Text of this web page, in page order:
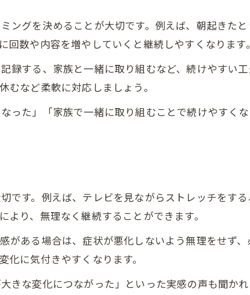
の実践的アドバイス
と心得
の安心ポイント解説
理を習慣化するコツ
の継続的な工夫
めの心得と実践法
グを決めることが大切です。例えば、朝起きた
数や内容を増やしていくと継続しやすくなります。
する、家族と一緒に取り組むなど、続けやすい
など柔軟に対応しましょう。
った」「家族で一緒に取り組むことで続けやすく
す。例えば、テレビを見ながらストレッチをす
り、無理なく継続することができます。
がある場合は、症状が悪化しないよう無理をせず
に気付きやすくなります。
な変化につながった」といった実感の声も聞か
はこちら
はこちら